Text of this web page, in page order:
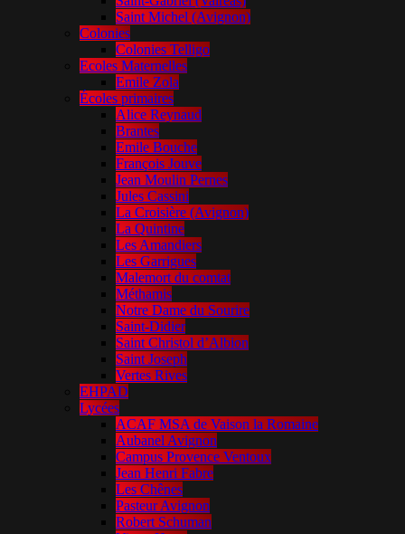
Saint Michel (Avignon)
Colonies
Colonies Telligo
Ecoles Maternelles
Emile Zola
Écoles primaires
Alice Reynaud
Brantes
Emile Bouche
François Jouve
Jean Moulin Pernes
Jules Cassini
La Croisière (Avignon)
La Quintine
Les Amandiers
Les Garrigues
Malemort du comtat
Méthamis
Notre Dame du Sourire
Saint-Didier
Saint Christol d’Albion
Saint Joseph
Vertes Rives
EHPAD
Lycées
ACAF MSA de Vaison la Romaine
Aubanel Avignon
Campus Provence Ventoux
Jean Henri Fabre
Les Chênes
Pasteur Avignon
Robert Schuman